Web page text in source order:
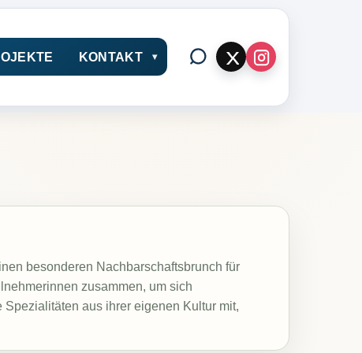
KONTAKT
besonderen Nachbarschaftsbrunch für
zusammen, um sich
aus ihrer eigenen Kultur mit,